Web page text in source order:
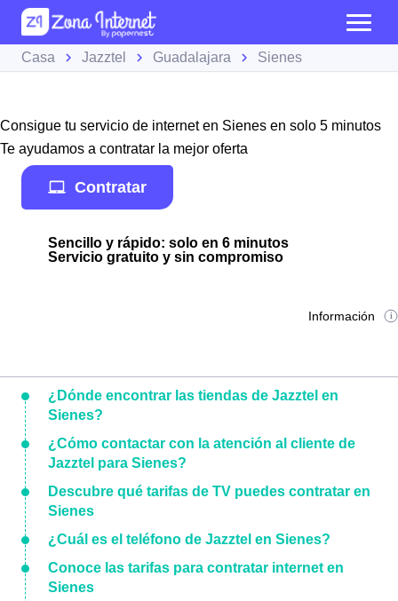
Casa Jazztel Guadalajara Sienes
Consigue tu servicio de internet en Sienes en solo 5 minutos
Te ayudamos a contratar la mejor oferta
Contratar
Sencillo y rápido: solo en 6 minutos
Servicio gratuito y sin compromiso
Información
¿Dónde encontrar las tiendas de Jazztel en
Sienes?
¿Cómo contactar con la atención al cliente de
Jazztel para Sienes?
Descubre qué tarifas de TV puedes contratar en
Sienes
¿Cuál es el teléfono de Jazztel en Sienes?
Conoce las tarifas para contratar internet en
Sienes